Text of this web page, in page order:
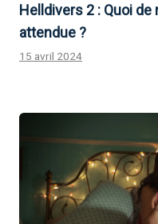
Helldivers 2 : Quoi
attendue ?
15 avril 2024